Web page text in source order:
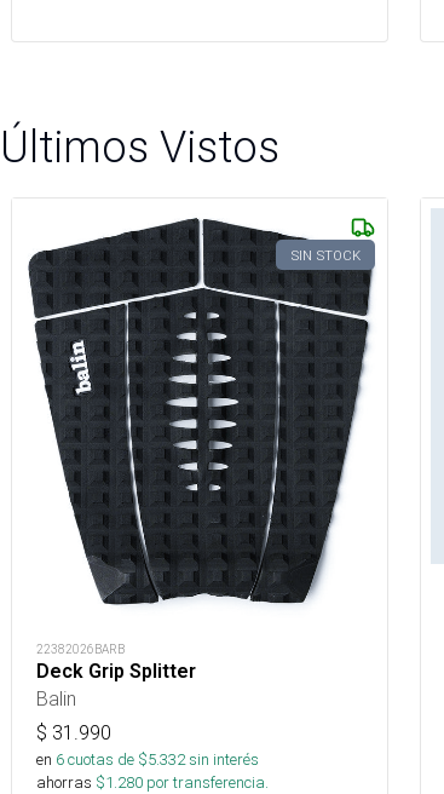
Últimos Vistos
SIN STOCK
22382026BARB
Deck Grip Splitter
Balin
$ 31.990
en 6cuotas de $5.332sin interés
ahorras $1.280 por transferencia.